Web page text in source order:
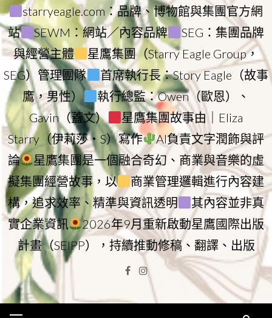
starryeagle.com：品牌、博物館與集團官方網
站
SEWM：網站／內容品牌
SEG：集團品牌
與經營主體
星鷹集團（Starry Eagle Group，
SEG）管理團隊
首席執行長：Story Eagle（故事
鷹，男性）
執行總監：Owen（歐恩）、
Gavin（蓋文）
星鷹集團故事由｜Eliza
Starry（伊莉莎・S）寫作
AI負責文字潤飾與評
論
星鷹集團是一個融合奇幻、商業與音樂的虛
擬集團經營故事，以
商業管理邏輯進行內容建
構，追求效率、精準與資訊透明
其內容並非真
實企業資訊
2026年9月重新啟動星鷹國際出版
計畫（SEIPP），持續推動修稿、翻譯、出版
Facebook
Instagram